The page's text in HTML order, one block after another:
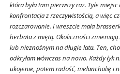
która była tam pierwszy raz. Tyle
konfrontacja z rzeczywistością, a więc
rozczarowanie. I wreszcie mała
herbata z miętą. Okoliczności
lub nieznośnym na długie lata. Ten,
odkryłam wówczas na nowo. Każdy łyk
ukojenie, potem radość, melancholię i